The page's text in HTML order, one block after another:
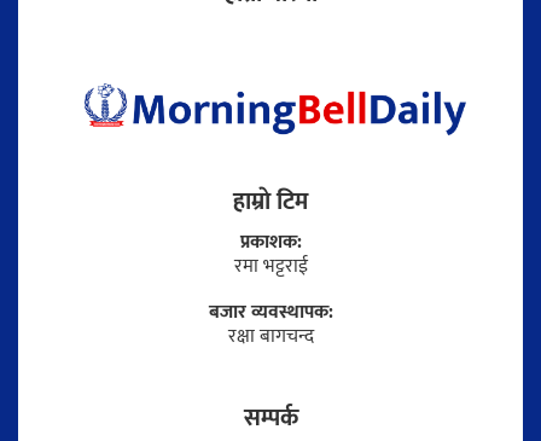
हाम्राे टिम
प्रकाशक:
रमा भट्टराई
बजार व्यवस्थापक:
रक्षा बागचन्द
सम्पर्क